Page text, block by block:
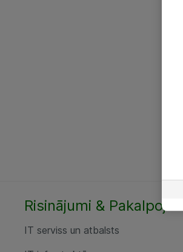
Risinājumi & Pakalpojumi
IT serviss un atbalsts